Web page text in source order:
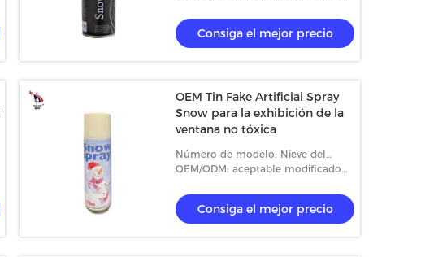
Consiga el mejor precio
OEM Tin Fake Artificial Spray
Snow para la exhibición de la
ventana no tóxica
Número de modelo: Nieve del
espray del país de las maravillas del
OEM/ODM: aceptable modificado
Consiga el mejor precio